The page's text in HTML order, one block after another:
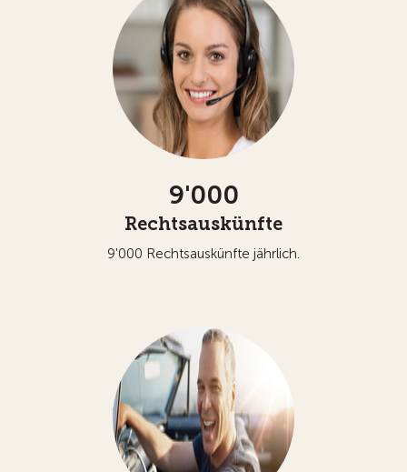
9'000
Rechtsauskünfte
9'000 Rechtsauskünfte jährlich.